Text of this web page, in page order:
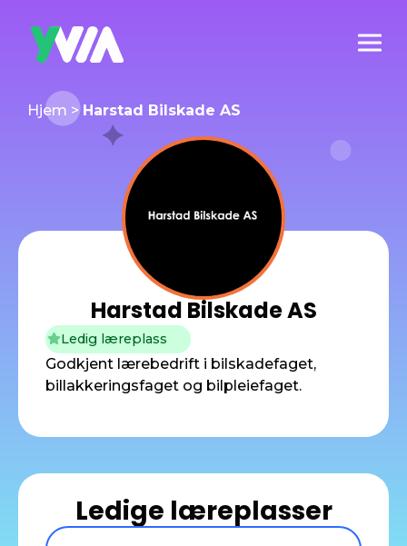
Hjem > Harstad Bilskade AS
Harstad Bilskade AS
Ledig læreplass
Godkjent lærebedrift i bilskadefaget,
billakkeringsfaget og bilpleiefaget.
Ledige læreplasser